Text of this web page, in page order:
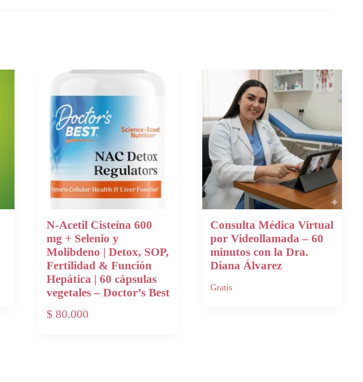
N-Acetil Cisteína 600
mg + Selenio y
Molibdeno | Detox, SOP,
Fertilidad & Función
Hepática | 60 cápsulas
vegetales – Doctor’s Best
$ 80.000
Consulta Médica Virtual
por Videollamada – 60
minutos con la Dra.
Diana Álvarez
Gratis